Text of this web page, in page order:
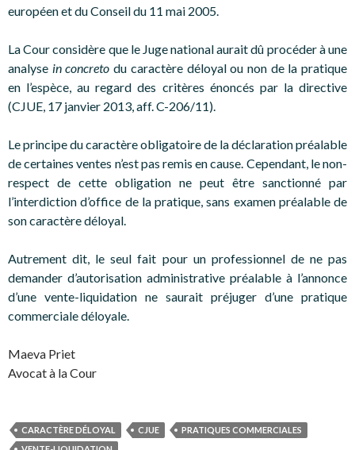
européen et du Conseil du 11 mai 2005.
La Cour considère que le Juge national aurait dû procéder à une
analyse in concreto du caractère déloyal ou non de la pratique
en l’espèce, au regard des critères énoncés par la directive
(CJUE, 17 janvier 2013, aff. C-206/11).
Le principe du caractère obligatoire de la déclaration préalable
de certaines ventes n’est pas remis en cause. Cependant, le non-
respect de cette obligation ne peut être sanctionné par
l’interdiction d’office de la pratique, sans examen préalable de
son caractère déloyal.
Autrement dit, le seul fait pour un professionnel de ne pas
demander d’autorisation administrative préalable à l’annonce
d’une vente-liquidation ne saurait préjuger d’une pratique
commerciale déloyale.
Maeva Priet
Avocat à la Cour
CARACTÈRE DÉLOYAL CJUE
PRATIQUES COMMERCIALES